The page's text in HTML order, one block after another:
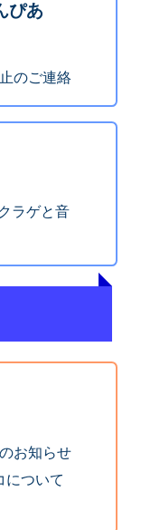
ぴあ
のご連絡
ラゲと音
お知らせ
について